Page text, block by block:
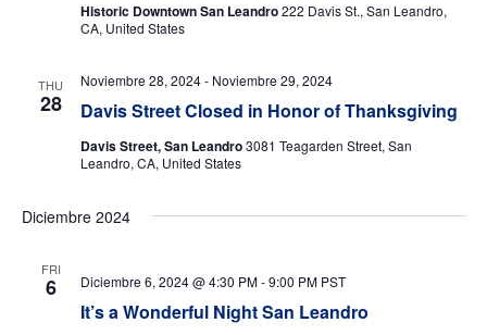
Historic Downtown San Leandro222 Davis St., San Leandro,
CA, United States
THU
28 Davis Street Closed in Honor of Thanksgiving
Noviembre 28, 2024- Noviembre 29, 2024
Davis Street, San Leandro3081 Teagarden Street, San
Leandro, CA, United States
Diciembre 2024
FRI
6
It’s a Wonderful Night San Leandro
Diciembre 6, 2024 @ 4:30 PM-9:00 PM PST